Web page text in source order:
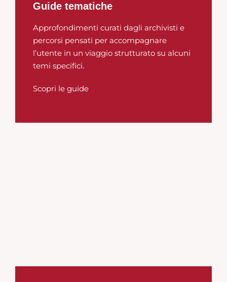
Guide tematiche
Approfondimenti curati dagli archivisti e
percorsi pensati per accompagnare
l’utente in un viaggio strutturato su alcuni
temi specifici.
Scopri le guide